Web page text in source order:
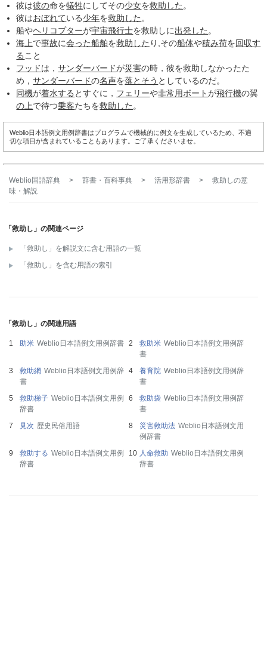
彼は彼の命を犠牲にしてその少女を救助した 。
彼はおぼれている少年を救助した 。
船やヘリコプターが宇宙飛行士を救助しに出発した 。
海上で事故に会った船舶を救助した り,その船体や積み荷を回収す
る こと
フッドは，サンダーバードが災害の時，彼を救助しなかったた
め，サンダーバードの名声を落とそう としているのだ。
同機が着水する とすぐに， フェリーや非常用ボートが飛行機の翼
の上で待つ乗客たちを救助した 。
Weblio日本語例文用例辞書はプログラムで機械的に例文を生成しているため、不適
切な項目が含まれていることもあります。ご了承くださいませ。
Weblio国語辞典 > 辞書・百科事典 > 活用形辞書 > 救助しの意
味・解説
「救助し」の関連ページ
「救助し」を解説文に含む用語の一覧
「救助し」を含む用語の索引
「救助し」の関連用語
助米 Weblio日本語例文用例辞書 救助米 Weblio日本語例文用例辞
書
救助網 Weblio日本語例文用例辞
書
養育院 Weblio日本語例文用例辞
書
救助梯子 Weblio日本語例文用例
辞書
救助袋 Weblio日本語例文用例辞
書
見次 歴史民俗用語 災害救助法 Weblio日本語例文用
例辞書
救助する Weblio日本語例文用例
辞書
人命救助 Weblio日本語例文用例
辞書